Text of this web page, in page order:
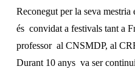
Reconegut per la seva mestria
és convidat a festivals tant a
professor al CNSMDP, al
Durant 10 anys va ser